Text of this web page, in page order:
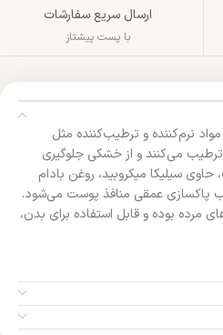
ارسال سریع سفارشات
با پست پیشتاز
نرم‌کننده و ترطیب‌کننده مثل
می‌کنند و از خشکی جلوگیری
سیلیکا میکروبید، روغن بادام
پاکسازی عمقی منافذ پوست می‌شود.
مرده بوده و قابل استفاده برای بدن،